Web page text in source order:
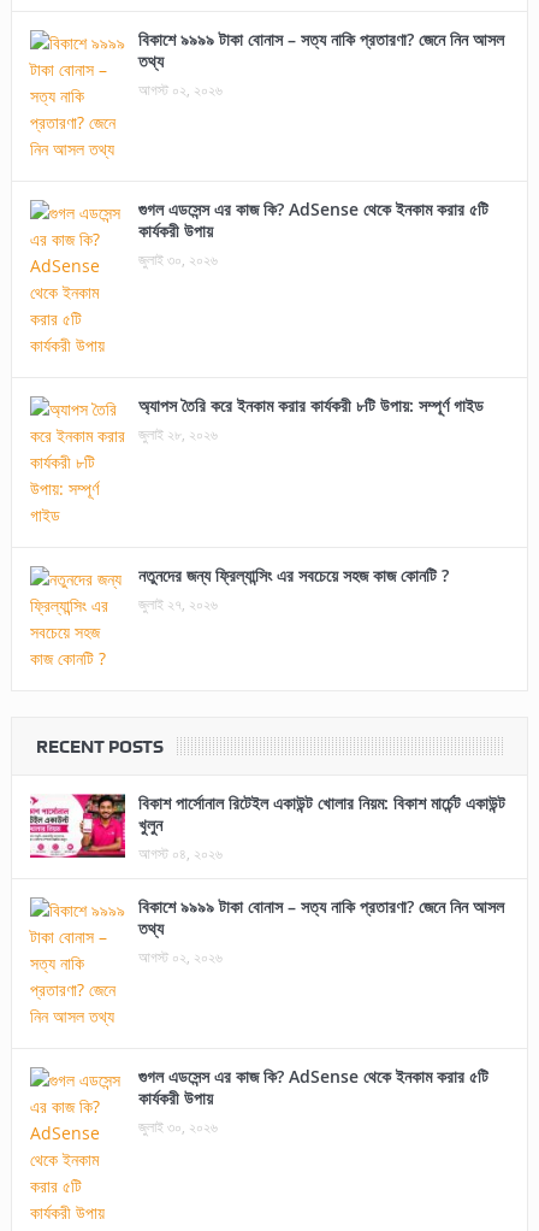
বিকাশে ৯৯৯৯ টাকা বোনাস – সত্য নাকি প্রতারণা? জেনে নিন আসল
তথ্য
আগস্ট ০২, ২০২৬
গুগল এডসেন্স এর কাজ কি? AdSense থেকে ইনকাম করার ৫টি
কার্যকরী উপায়
জুলাই ৩০, ২০২৬
অ্যাপস তৈরি করে ইনকাম করার কার্যকরী ৮টি উপায়: সম্পূর্ণ গাইড
জুলাই ২৮, ২০২৬
নতুনদের জন্য ফ্রিল্যান্সিং এর সবচেয়ে সহজ কাজ কোনটি ?
জুলাই ২৭, ২০২৬
RECENT POSTS
বিকাশ পার্সোনাল রিটেইল একাউন্ট খোলার নিয়ম: বিকাশ মার্চেন্ট একাউন্ট
খুলুন
আগস্ট ০৪, ২০২৬
বিকাশে ৯৯৯৯ টাকা বোনাস – সত্য নাকি প্রতারণা? জেনে নিন আসল
তথ্য
আগস্ট ০২, ২০২৬
গুগল এডসেন্স এর কাজ কি? AdSense থেকে ইনকাম করার ৫টি
কার্যকরী উপায়
জুলাই ৩০, ২০২৬